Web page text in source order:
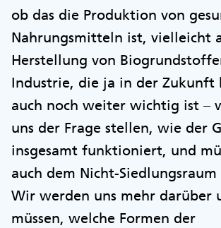
ob das die Produktion von
Nahrungsmitteln ist, vielleicht
Herstellung von
Industrie, die ja in der
auch noch weiter wichtig ist –
uns der Frage stellen, wie der
insgesamt funktioniert, und
auch dem Nicht-
Wir werden uns mehr darüber
müssen, welche Formen der